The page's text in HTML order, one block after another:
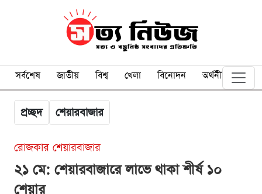
সর্বশেষ জাতীয় বিশ্ব খেলা বিনোদন অর্থনীতি
প্রচ্ছদ শেয়ারবাজার
রোজকার শেয়ারবাজার
২১ মে: শেয়ারবাজারে লাভে থাকা শীর্ষ ১০
শেয়ার